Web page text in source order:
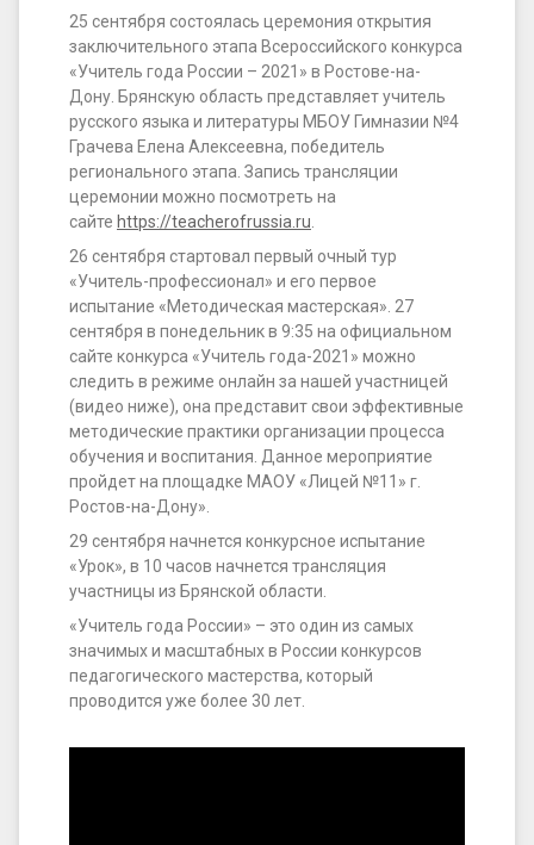
«Учитель
года
России
2021»
25 сентября состоялась церемония открытия
заключительного этапа Всероссийского конкурса
«Учитель года России – 2021» в Ростове-на-
Дону. Брянскую область представляет учитель
русского языка и литературы МБОУ Гимназии №4
Грачева Елена Алексеевна, победитель
регионального этапа. Запись трансляции
церемонии можно посмотреть на
сайте https://teacherofrussia.ru
26 сентября стартовал первый очный тур
«Учитель-профессионал» и его первое
испытание «Методическая мастерская». 27
сентября в понедельник в 9:35 на официальном
сайте конкурса «Учитель года-2021» можно
следить в режиме онлайн за нашей участницей
(видео ниже), она представит свои эффективные
методические практики организации процесса
обучения и воспитания. Данное мероприятие
пройдет на площадке МАОУ «Лицей №11» г.
Ростов-на-Дону».
29 сентября начнется конкурсное испытание
«Урок», в 10 часов начнется трансляция
участницы из Брянской области.
«Учитель года России» – это один из самых
значимых и масштабных в России конкурсов
педагогического мастерства, который
проводится уже более 30 лет.